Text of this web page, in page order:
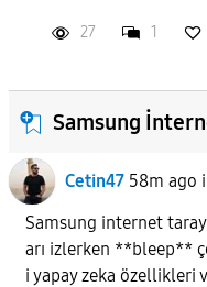
27 1
Samsung
Cetin47 58m ago
Samsung internet
arı izlerken **bleep**
i yapay zeka özellikleri